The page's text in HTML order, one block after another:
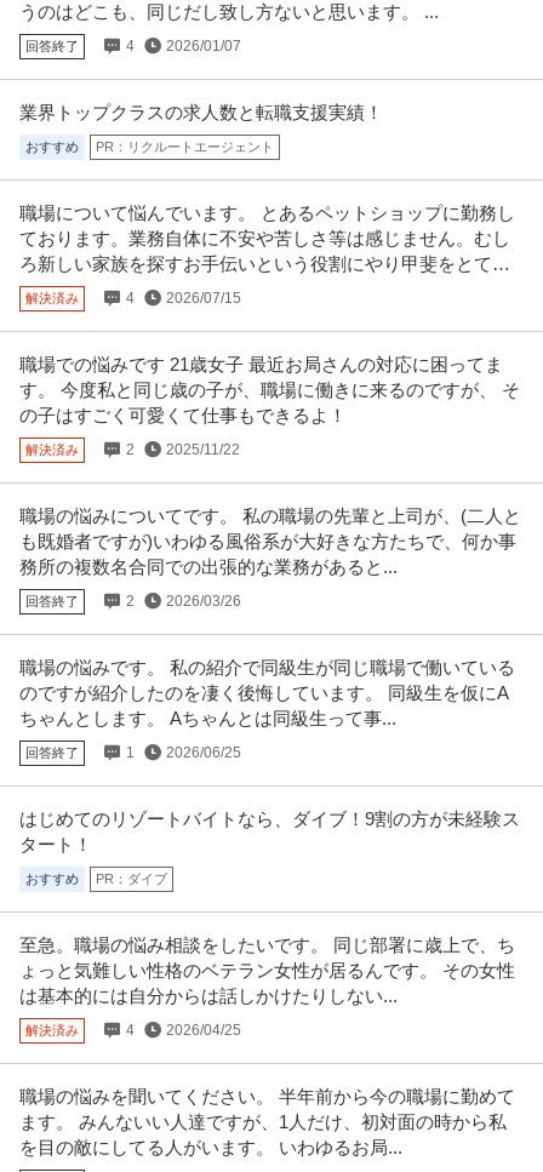
うのはどこも、同じだし致し方ないと思います。 ...
回答終了 4 2026/01/07
業界トップクラスの求人数と転職支援実績！
おすすめ PR：リクルートエージェント
職場について悩んでいます。 とあるペットショップに勤務し
ております。業務自体に不安や苦しさ等は感じません。むし
ろ新しい家族を探すお手伝いという役割にやり甲斐をとても
感じております。
解決済み 4 2026/07/15
職場での悩みです 21歳女子 最近お局さんの対応に困ってま
す。 今度私と同じ歳の子が、職場に働きに来るのですが、 そ
の子はすごく可愛くて仕事もできるよ！
解決済み 2 2025/11/22
職場の悩みについてです。 私の職場の先輩と上司が、(二人と
も既婚者ですが)いわゆる風俗系が大好きな方たちで、何か事
務所の複数名合同での出張的な業務があると...
回答終了 2 2026/03/26
職場の悩みです。 私の紹介で同級生が同じ職場で働いている
のですが紹介したのを凄く後悔しています。 同級生を仮にA
ちゃんとします。 Aちゃんとは同級生って事...
回答終了 1 2026/06/25
はじめてのリゾートバイトなら、ダイブ！9割の方が未経験ス
タート！
おすすめ PR：ダイブ
至急。職場の悩み相談をしたいです。 同じ部署に歳上で、ち
ょっと気難しい性格のベテラン女性が居るんです。 その女性
は基本的には自分からは話しかけたりしない...
解決済み 4 2026/04/25
職場の悩みを聞いてください。 半年前から今の職場に勤めて
ます。 みんないい人達ですが、1人だけ、初対面の時から私
を目の敵にしてる人がいます。 いわゆるお局...